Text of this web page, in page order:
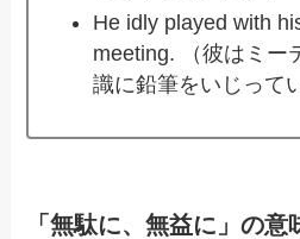
He idly played with
meeting. （彼はミー
識に鉛筆をいじって
「無駄に、無益に」の意